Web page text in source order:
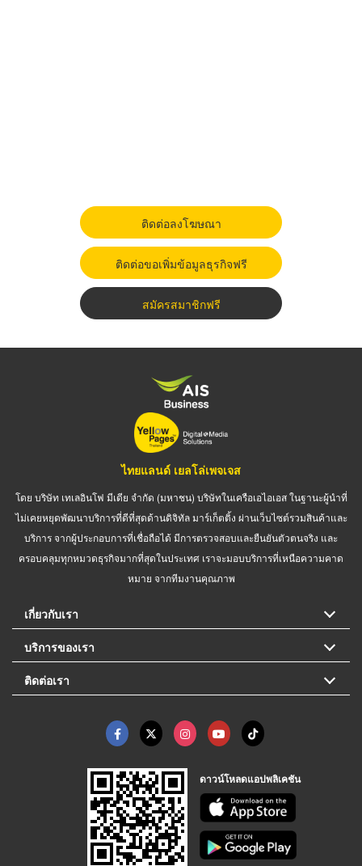
ติดต่อลงโฆษณา
ติดต่อขอเพิ่มข้อมูลธุรกิจฟรี
สมัครสมาชิกฟรี
ไทยแลนด์ เยลโล่เพจเจส
โดย บริษัท เทเลอินโฟ มีเดีย จำกัด (มหาชน) บริษัทในเครือเอไอเอส ในฐานะผู้นำที่
ไม่เคยหยุดพัฒนาบริการที่ดีที่สุดด้านดิจิทัล มาร์เก็ตติ้ง ผ่านเว็บไซต์รวมสินค้าและ
บริการ จากผู้ประกอบการที่เชื่อถือได้ มีการตรวจสอบและยืนยันตัวตนจริง และ
ครอบคลุมทุกหมวดธุรกิจมากที่สุดในประเทศ เราจะมอบบริการที่เหนือความคาด
หมาย จากทีมงานคุณภาพ
เกี่ยวกับเรา
บริการของเรา
ติดต่อเรา
ดาวน์โหลดแอปพลิเคชัน